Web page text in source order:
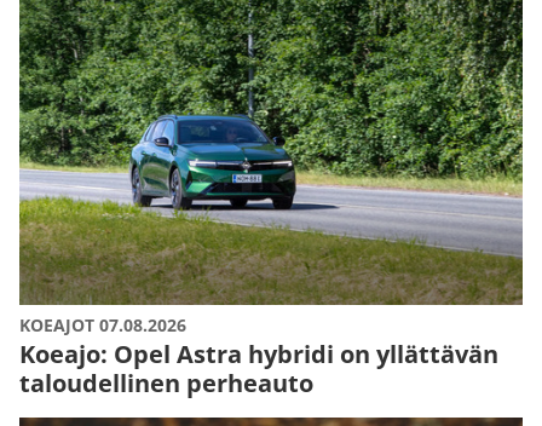
KOEAJOT 07.08.2026
Koeajo: Opel Astra hybridi on yllättävän
taloudellinen perheauto